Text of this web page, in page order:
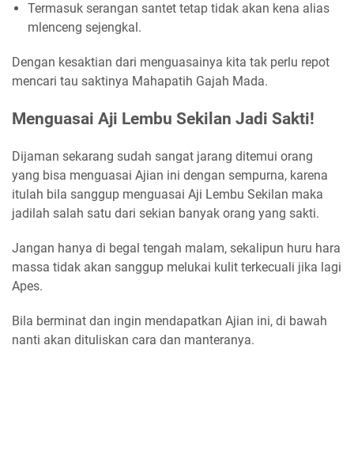
Termasuk serangan santet tetap tidak akan kena alias
mlenceng sejengkal.
Dengan kesaktian dari menguasainya kita tak perlu repot
mencari tau saktinya Mahapatih Gajah Mada.
Menguasai Aji Lembu Sekilan Jadi Sakti!
Dijaman sekarang sudah sangat jarang ditemui orang
yang bisa menguasai Ajian ini dengan sempurna, karena
itulah bila sanggup menguasai Aji Lembu Sekilan maka
jadilah salah satu dari sekian banyak orang yang sakti.
Jangan hanya di begal tengah malam, sekalipun huru hara
massa tidak akan sanggup melukai kulit terkecuali jika lagi
Apes.
Bila berminat dan ingin mendapatkan Ajian ini, di bawah
nanti akan dituliskan cara dan manteranya.